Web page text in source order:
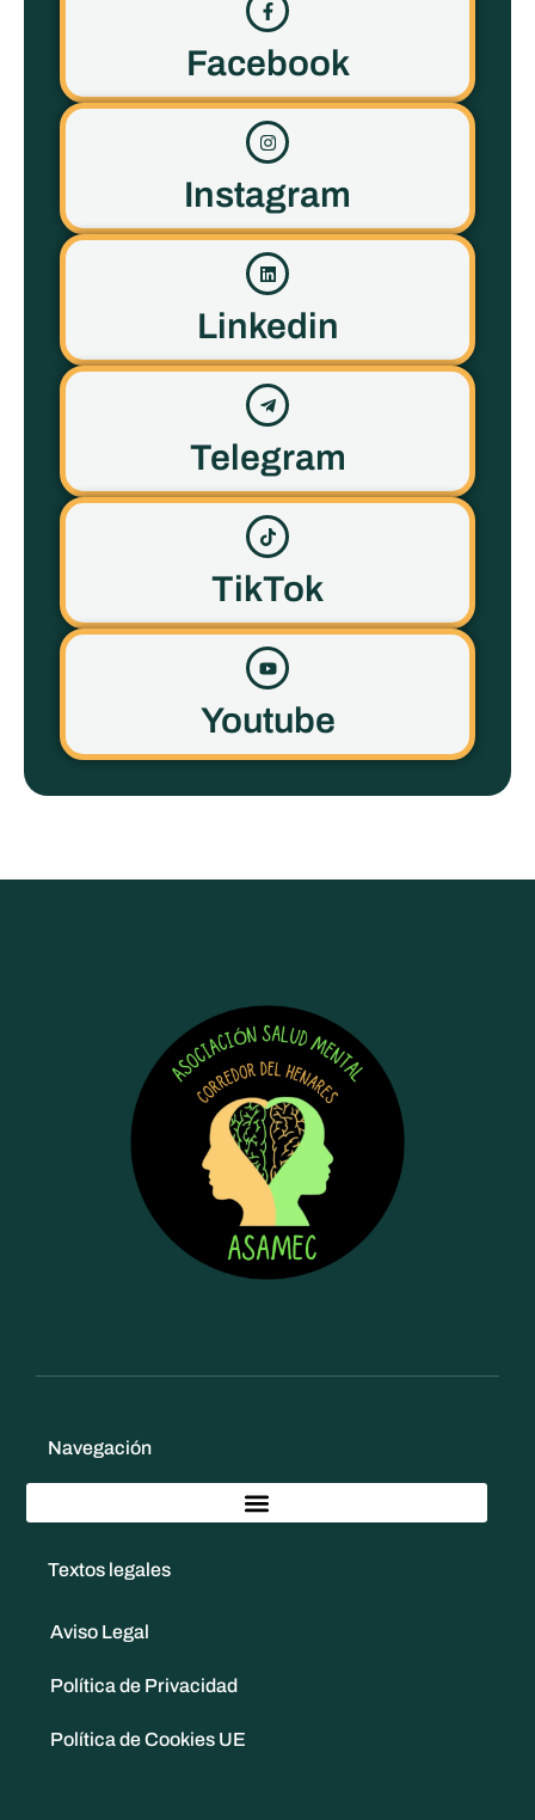
Facebook
Instagram
Linkedin
Telegram
TikTok
Youtube
Navegación
Textos legales
Aviso Legal
Política de Privacidad
Política de Cookies UE